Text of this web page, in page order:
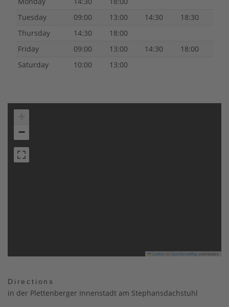
Tuesday
09:00 13:00 14:30
18:30
Thursday
14:30
18:00
Friday
09:00 13:00 14:30
18:00
Saturday
10:00 13:00
−
Leaflet OpenStreetMapcontributors
Directions
in der Plettenberger Innenstadt am Stephansdachstuhl